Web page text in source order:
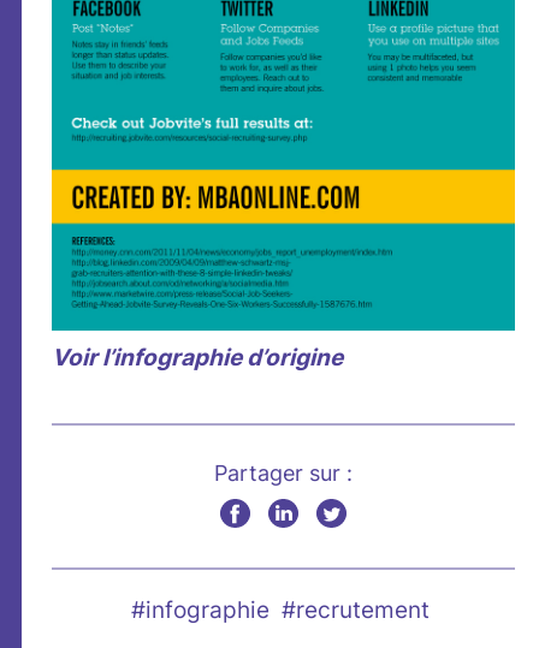
Voir l’infographie d’origine
Partager sur :
#infographie #recrutement